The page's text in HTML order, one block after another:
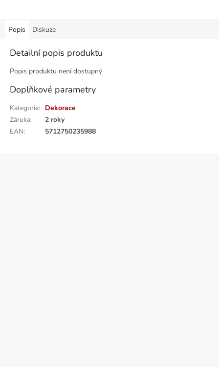
Popis Diskuze
Detailní popis produktu
Popis produktu není dostupný
Doplňkové parametry
Kategorie: Dekorace
Záruka:
2 roky
EAN: 5712750235988
Z